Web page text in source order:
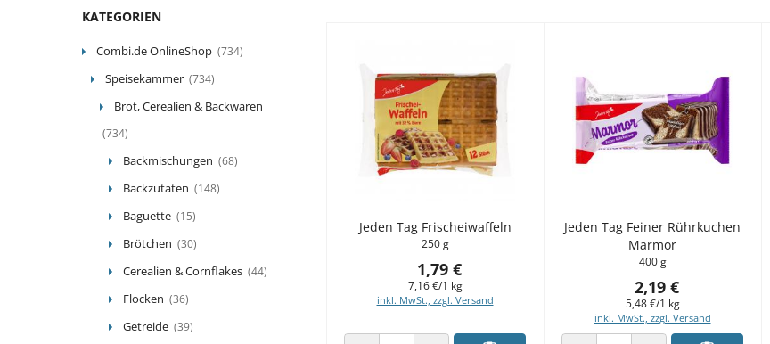
KATEGORIEN
Combi.de OnlineShop (734)
Speisekammer (734)
Brot, Cerealien & Backwaren
(734)
Backmischungen (68)
Backzutaten (148)
Baguette (15)
Brötchen (30)
Cerealien & Cornflakes (44)
Flocken (36)
Getreide (39)
Jeden Tag Frischeiwaffeln
250 g
1,79 €
7,16 €/1 kg
inkl. MwSt., zzgl. Versand
Jeden Tag Feiner Rührkuchen
Marmor
400 g
2,19 €
5,48 €/1 kg
inkl. MwSt., zzgl. Versand